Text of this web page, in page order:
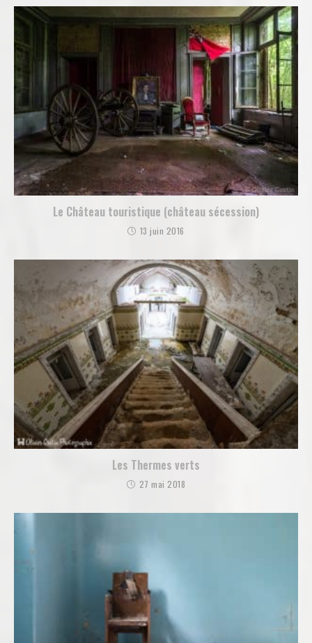
Le Château touristique (château sécession)
13 juin 2016
Les Thermes verts
27 mai 2018